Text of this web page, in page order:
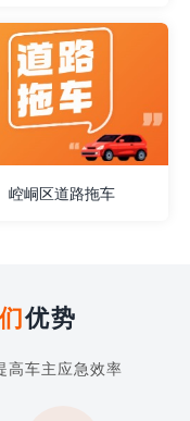
崆峒区道路拖车
优势
高车主应急效率